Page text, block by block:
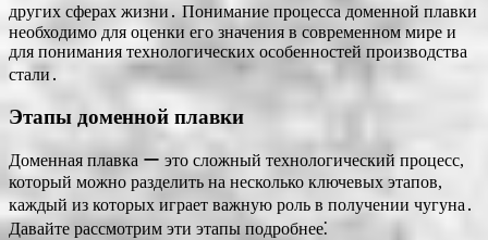
других сферах жизни․ Понимание процесса доменной плавки
необходимо для оценки его значения в современном мире и
для понимания технологических особенностей производства
стали․
Этапы доменной плавки
Доменная плавка ー это сложный технологический процесс,
который можно разделить на несколько ключевых этапов,
каждый из которых играет важную роль в получении чугуна․
Давайте рассмотрим эти этапы подробнее⁚